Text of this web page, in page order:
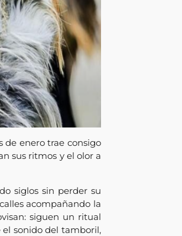
de enero trae consigo
sus ritmos y el olor a
siglos sin perder su
acompañando la
siguen un ritual
el sonido del tamboril,